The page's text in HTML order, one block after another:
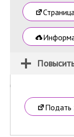
Подать